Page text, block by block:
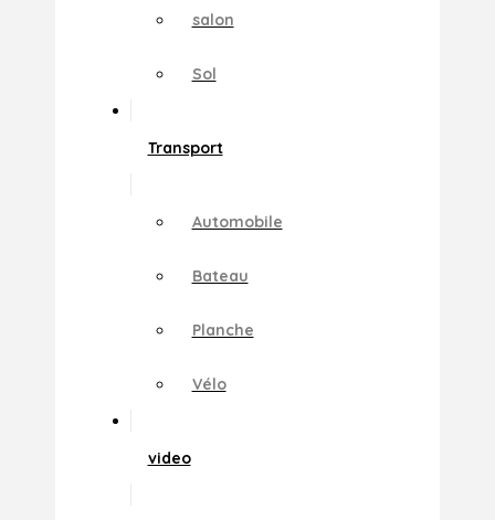
salon
Sol
Transport
Automobile
Bateau
Planche
Vélo
video